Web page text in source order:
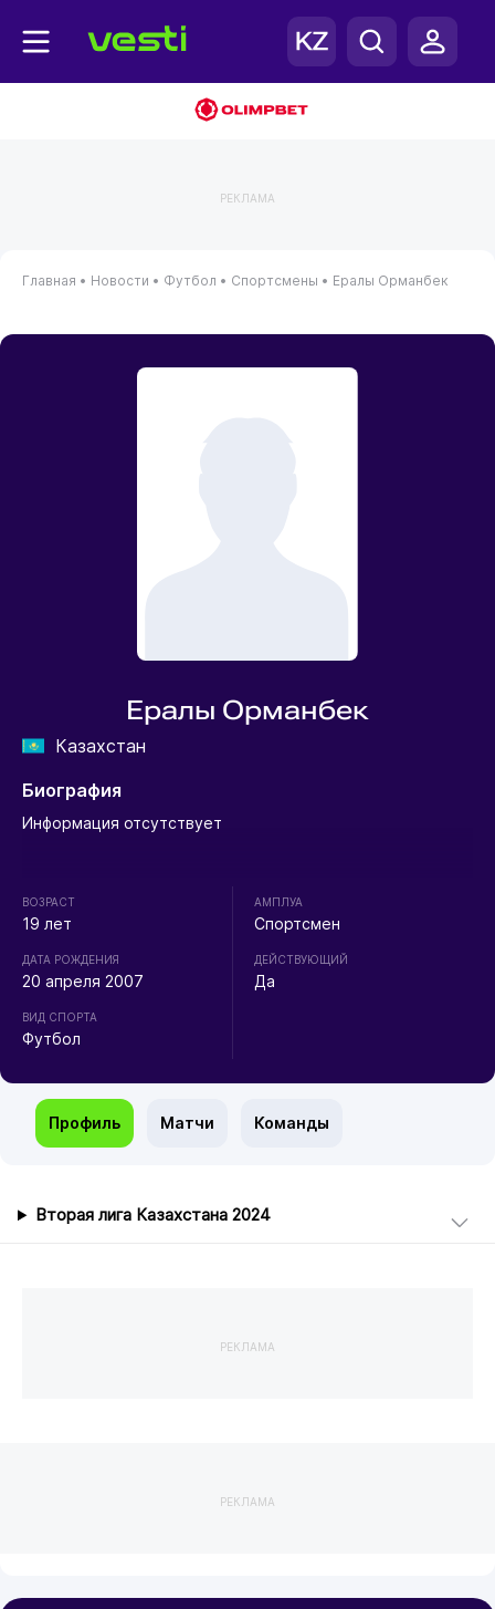
РЕКЛАМА
Главная • Новости • Футбол • Спортсмены • Ералы Орманбек
Ералы Орманбек
Казахстан
Биография
Информация отсутствует
ВОЗРАСТ
19 лет
ДАТА РОЖДЕНИЯ
20 апреля 2007
ВИД СПОРТА
Футбол
АМПЛУА
Спортсмен
ДЕЙСТВУЮЩИЙ
Да
Профиль Матчи Команды
Вторая лига Казахстана 2024
РЕКЛАМА
РЕКЛАМА